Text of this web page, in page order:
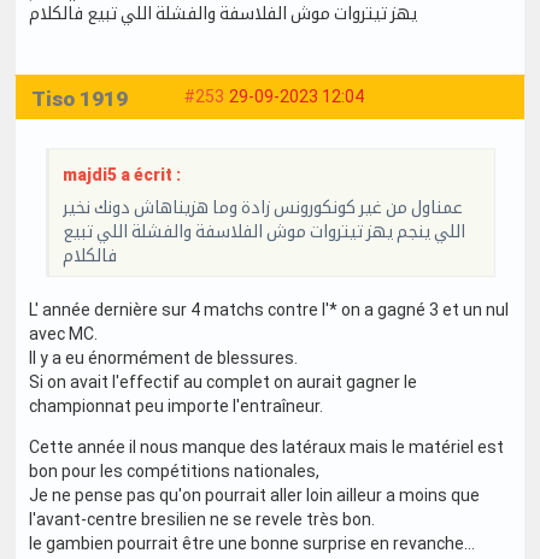
يهز تيتروات موش الفلاسفة والفشلة اللي تبيع فالكلام
#253 29-09-2023 12:04
Tiso 1919
majdi5 a écrit :
عمناول من غير كونكورونس زادة وما هزيناهاش دونك نخير
اللي ينجم يهز تيتروات موش الفلاسفة والفشلة اللي تبيع
فالكلام
L' année dernière sur 4 matchs contre l'* on a gagné 3 et un nul
avec MC.
Il y a eu énormément de blessures.
Si on avait l'effectif au complet on aurait gagner le
championnat peu importe l'entraîneur.
Cette année il nous manque des latéraux mais le matériel est
bon pour les compétitions nationales,
Je ne pense pas qu'on pourrait aller loin ailleur a moins que
l'avant-centre bresilien ne se revele très bon.
le gambien pourrait être une bonne surprise en revanche...